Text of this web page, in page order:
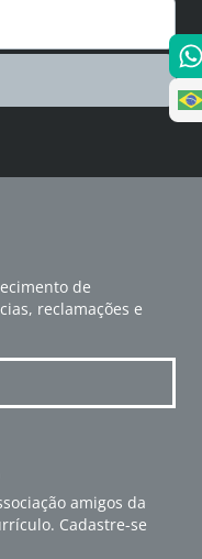
de
reclamações e
amigos da
Cadastre-se